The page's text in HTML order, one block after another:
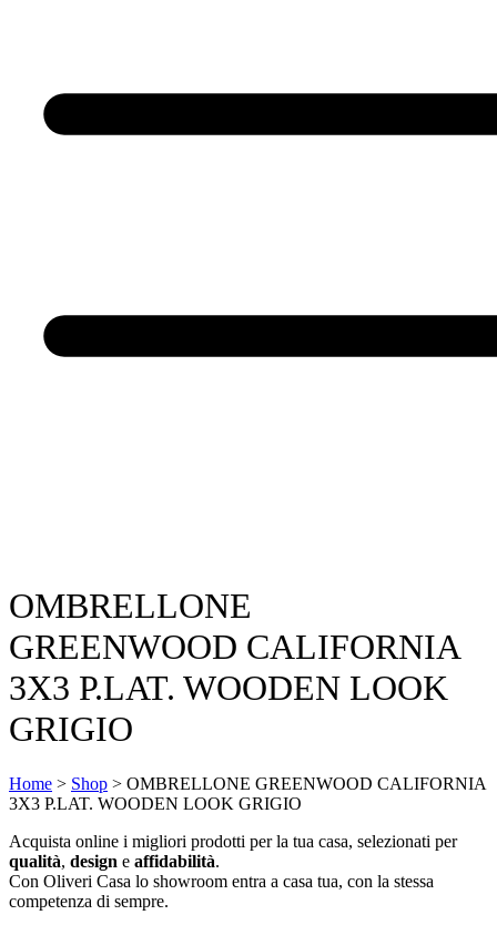
OMBRELLONE
GREENWOOD CALIFORNIA
3X3 P.LAT. WOODEN LOOK
GRIGIO
Home > Shop > OMBRELLONE GREENWOOD CALIFORNIA
3X3 P.LAT. WOODEN LOOK GRIGIO
Acquista online i migliori prodotti per la tua casa, selezionati per
qualità, design e affidabilità.
Con Oliveri Casa lo showroom entra a casa tua, con la stessa
competenza di sempre.